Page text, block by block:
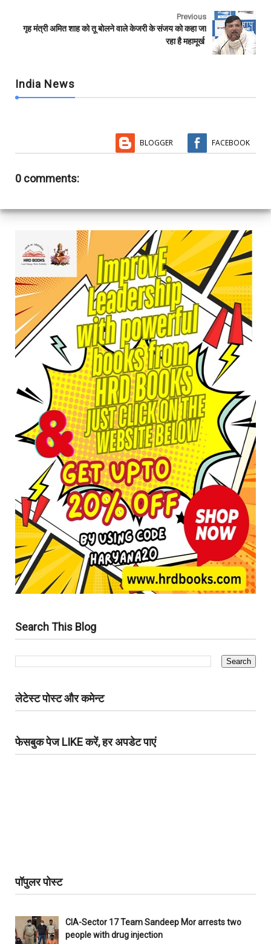
Previous
गृह मंत्री अमित शाह को तू बोलने वाले केजरी के संजय को कहा जा
रहा है महामूर्ख
India News
BLOGGER FACEBOOK
0 comments:
Search This Blog
लेटेस्ट पोस्ट और कमेन्ट
फेसबुक पेज LIKE करें, हर अपडेट पाएं
पॉपुलर पोस्ट
CIA-Sector 17 Team Sandeep Mor arrests two
people with drug injection